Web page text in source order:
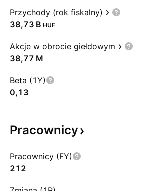
Przychody (rok fiskalny)
‪38,73 B‬ HUF
Akcje w obrocie giełdowym
‪38,77 M‬
Beta (1Y)
0,13
Pracownicy
Pracownicy (FY)
212